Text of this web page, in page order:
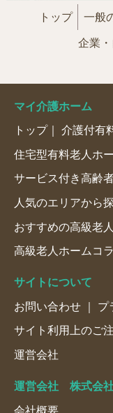
トップ 一般
企業
マイ介護ホーム
トップ 介護付有
住宅型有料老人ホ
サービス付き高齢
人気のエリアから
おすすめの高級老
高級老人ホームコ
サイトについて
お問い合わせ プ
サイト利用上のご
運営会社
運営会社 株式会
会社概要